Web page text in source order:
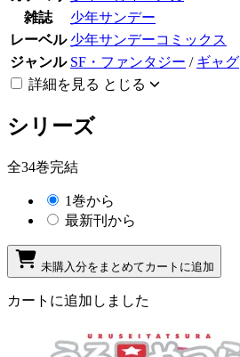
雑誌
少年サンデー
レーベル 少年サンデーコミックス
ジャンル SF・ファンタジー / ギャグ
詳細を見る とじる
シリーズ
全34巻完結
1巻から
最新刊から
未購入分をまとめてカートに追加
カートに追加しました